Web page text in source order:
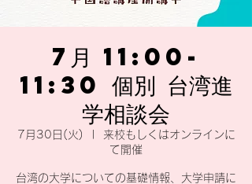
7月 11:00-
11:30 個別 台湾進
学相談会
7月30日(火)
来校もしくはオンラインに
て開催
台湾の大学についての基礎情報、大学申請に